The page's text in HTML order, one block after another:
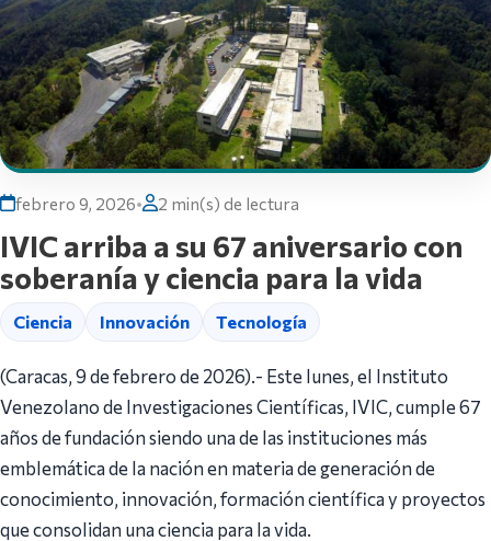
febrero 9, 2026• 2 min(s) de lectura
IVIC arriba a su 67 aniversario con
soberanía y ciencia para la vida
Ciencia Innovación Tecnología
(Caracas, 9 de febrero de 2026).- Este lunes, el Instituto
Venezolano de Investigaciones Científicas, IVIC, cumple 67
años de fundación siendo una de las instituciones más
emblemática de la nación en materia de generación de
conocimiento, innovación, formación científica y proyectos
que consolidan una ciencia para la vida.